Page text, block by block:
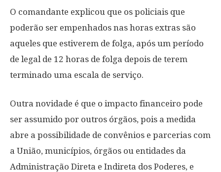
O comandante explicou que os policiais que
poderão ser empenhados nas horas extras são
aqueles que estiverem de folga, após um período
de legal de 12 horas de folga depois de terem
terminado uma escala de serviço.
Outra novidade é que o impacto financeiro pode
ser assumido por outros órgãos, pois a medida
abre a possibilidade de convênios e parcerias com
a União, municípios, órgãos ou entidades da
Administração Direta e Indireta dos Poderes, e